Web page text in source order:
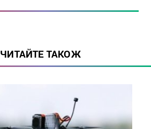
ЧИТАЙТЕ ТАКОЖ